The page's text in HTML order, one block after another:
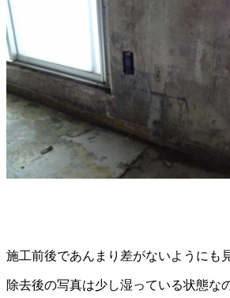
施工前後であんまり差がないようにも
除去後の写真は少し湿っている状態な